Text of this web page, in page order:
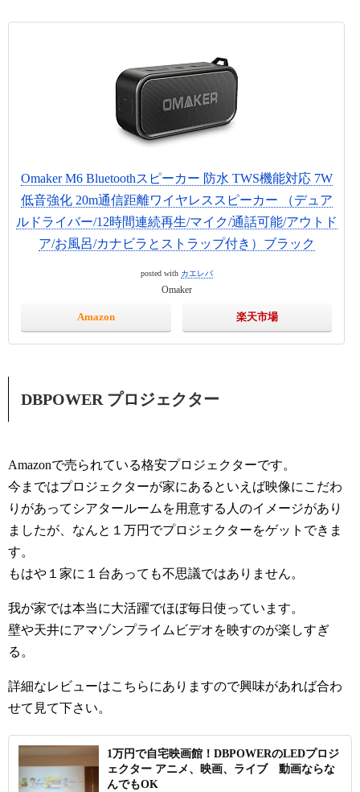
Omaker M6 Bluetoothスピーカー 防水 TWS機能対応 7W
低音強化 20m通信距離ワイヤレススピーカー （デュア
ルドライバー/12時間連続再生/マイク/通話可能/アウトド
ア/お風呂/カナビラとストラップ付き）ブラック
posted with カエレバ
Omaker
Amazon 楽天市場
DBPOWER プロジェクター
Amazonで売られている格安プロジェクターです。
今まではプロジェクターが家にあるといえば映像にこだわ
りがあってシアタールームを用意する人のイメージがあり
ましたが、なんと１万円でプロジェクターをゲットできま
す。
もはや１家に１台あっても不思議ではありません。
我が家では本当に大活躍でほぼ毎日使っています。
壁や天井にアマゾンプライムビデオを映すのが楽しすぎ
る。
詳細なレビューはこちらにありますので興味があれば合わ
せて見て下さい。
1万円で自宅映画館！DBPOWERのLEDプロジ
ェクター アニメ、映画、ライブ 動画ならな
んでもOK